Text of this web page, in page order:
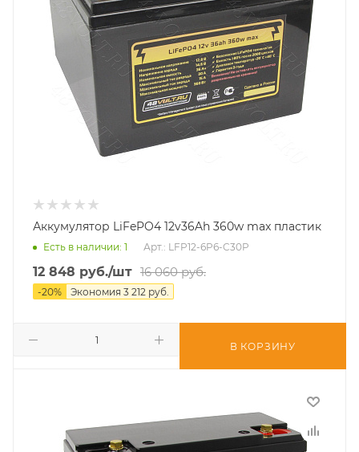
Аккумулятор LiFePO4 12v36Ah 360w max пластик
Есть в наличии: 1 Арт.: LFP12-6P6-C30P
12 848 руб./шт 16 060руб.
-20% Экономия 3 212 руб.
В КОРЗИНУ